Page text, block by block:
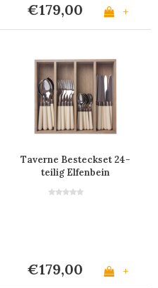
€179,00 +
Taverne Besteckset 24-
teilig Elfenbein
€179,00 +